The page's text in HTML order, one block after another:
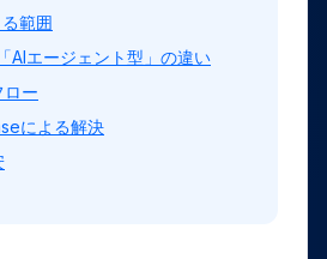
範囲
AIエージェント型」の違い
ロー
による解決